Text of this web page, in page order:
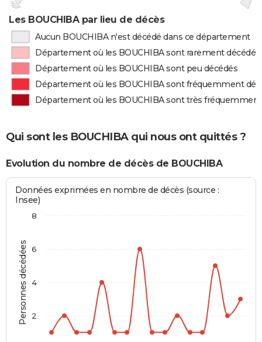
Les BOUCHIBA par lieu de décès
Aucun BOUCHIBA n'est décédé dans ce département
Département où les BOUCHIBA sont rarement décédés
Département où les BOUCHIBA sont peu décédés
Département où les BOUCHIBA sont fréquemment
Département où les BOUCHIBA sont très
Qui sont les BOUCHIBA qui nous ont quittés ?
Evolution du nombre de décès de BOUCHIBA
Personnes décédées
Données exprimées en nombre de décès (source :
Insee)
2
4
6
8